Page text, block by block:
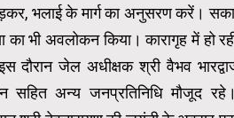
भलाई के मार्ग का अनुसरण करें।
का भी अवलोकन किया। कारागृह में हो
दौरान जेल अधीक्षक श्री वैभव
सहित अन्य जनप्रतिनिधि मौजूद रहे।